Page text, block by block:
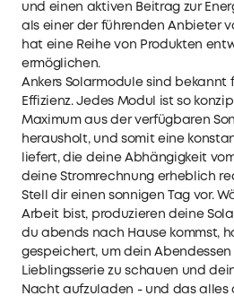
und einen aktiven Beitrag zur
als einer der führenden Anbieter
hat eine Reihe von Produkten
ermöglichen.
Ankers Solarmodule sind bekannt
Effizienz. Jedes Modul ist so
Maximum aus der verfügbaren
herausholt, und somit eine
liefert, die deine Abhängigkeit
deine Stromrechnung erheblich
Stell dir einen sonnigen Tag vor.
Arbeit bist, produzieren deine
du abends nach Hause kommst,
gespeichert, um dein Abendessen
Lieblingsserie zu schauen und
Nacht aufzuladen - und das alles